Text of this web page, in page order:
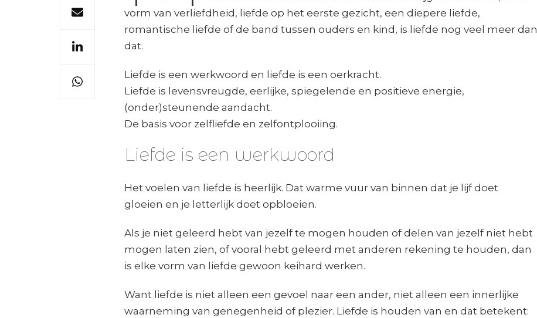
vorm van verliefdheid, liefde op het eerste gezicht, een diepere liefde,
romantische liefde of de band tussen ouders en kind, is liefde nog veel meer dan
dat.
Liefde is een werkwoord en liefde is een oerkracht.
Liefde is levensvreugde, eerlijke, spiegelende en positieve energie,
(onder)steunende aandacht.
De basis voor zelfliefde en zelfontplooiing.
Liefde is een werkwoord
Het voelen van liefde is heerlijk. Dat warme vuur van binnen dat je lijf doet
gloeien en je letterlijk doet opbloeien.
Als je niet geleerd hebt van jezelf te mogen houden of delen van jezelf niet hebt
mogen laten zien, of vooral hebt geleerd met anderen rekening te houden, dan
is elke vorm van liefde gewoon keihard werken.
Want liefde is niet alleen een gevoel naar een ander, niet alleen een innerlijke
waarneming van genegenheid of plezier. Liefde is houden van en dat betekent: